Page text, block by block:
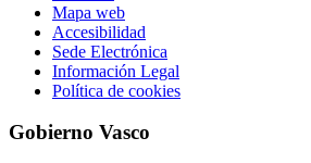
Mapa web
Accesibilidad
Sede Electrónica
Información Legal
Política de cookies
Gobierno Vasco